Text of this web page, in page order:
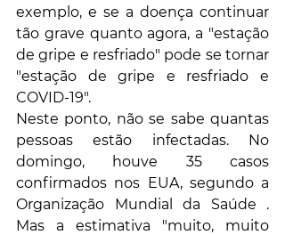
exemplo, e se a doença continuar
tão grave quanto agora, a "estação
de gripe e resfriado" pode se tornar
"estação de gripe e resfriado e
COVID-19".
Neste ponto, não se sabe quantas
pessoas estão infectadas. No
domingo, houve 35 casos
confirmados nos EUA, segundo a
Organização Mundial da Saúde .
Mas a estimativa "muito, muito